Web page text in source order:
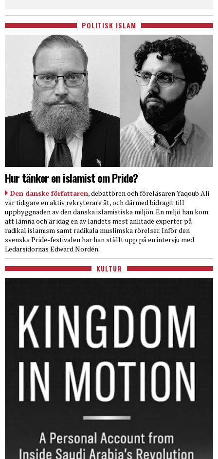
POLITISK ISLAM
Hur tänker en islamist om Pride?
Den danske författaren, debattören och föreläsaren Yaqoub Ali
var tidigare en aktiv rekryterare åt, och därmed bidragit till
uppbyggnaden av den danska islamistiska miljön. En miljö han kom
att lämna och är idag en av landets mest anlitade experter på
radikal islamism samt radikala muslimska rörelser. Inför den
svenska Pride-festivalen har han ställt upp på en intervju med
Ledarsidornas Edward Nordén.
KULTUR